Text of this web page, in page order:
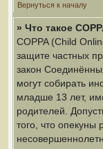
Вернуться к началу
» Что такое
COPPA (Child
защите частных
закон
могут собирать
младше 13 лет,
родителей.
того, что